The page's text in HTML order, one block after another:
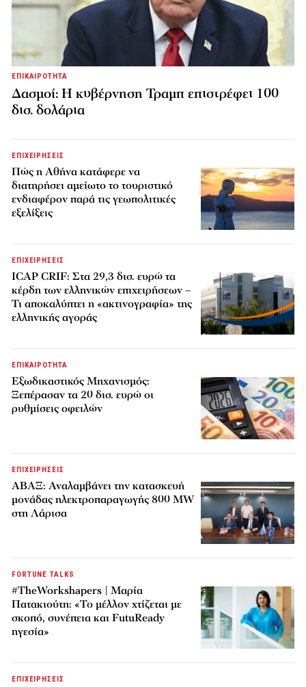
ΕΠΙΚΑΙΡΟΤΗΤΑ
Δασμοί: Η κυβέρνηση Τραμπ επιστρέφει 100
δισ. δολάρια
ΕΠΙΧΕΙΡΗΣΕΙΣ
Πώς η Αθήνα κατάφερε να
διατηρήσει αμείωτο το τουριστικό
ενδιαφέρον παρά τις γεωπολιτικές
εξελίξεις
ΕΠΙΧΕΙΡΗΣΕΙΣ
ICAP CRIF: Στα 29,3 δισ. ευρώ τα
κέρδη των ελληνικών επιχειρήσεων –
Τι αποκαλύπτει η «ακτινογραφία» της
ελληνικής αγοράς
ΕΠΙΚΑΙΡΟΤΗΤΑ
Εξωδικαστικός Μηχανισμός:
Ξεπέρασαν τα 20 δισ. ευρώ οι
ρυθμίσεις οφειλών
ΕΠΙΧΕΙΡΗΣΕΙΣ
ΑΒΑΞ: Αναλαμβάνει την κατασκευή
μονάδας ηλεκτροπαραγωγής 800 MW
στη Λάρισα
FORTUNE TALKS
#TheWorkshapers | Μαρία
Πατακιούτη: «Το μέλλον χτίζεται με
σκοπό, συνέπεια και FutuReady
ηγεσία»
ΕΠΙΧΕΙΡΗΣΕΙΣ